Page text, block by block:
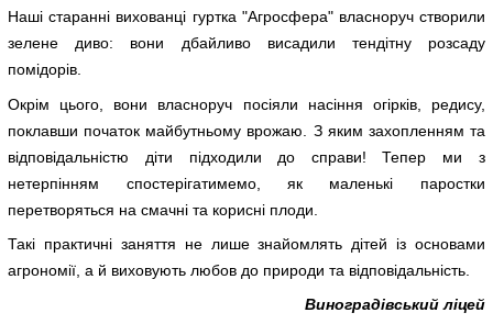
Наші старанні вихованці гуртка "Агросфера" власноруч створили
зелене диво: вони дбайливо висадили тендітну розсаду
помідорів.
Окрім цього, вони власноруч посіяли насіння огірків, редису,
поклавши початок майбутньому врожаю. З яким захопленням та
відповідальністю діти підходили до справи! Тепер ми з
нетерпінням спостерігатимемо, як маленькі паростки
перетворяться на смачні та корисні плоди.
Такі практичні заняття не лише знайомлять дітей із основами
агрономії, а й виховують любов до природи та відповідальність.
Виноградівський ліцей